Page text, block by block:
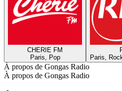
CHERIE FM
Paris, Pop
Paris,
À propos de Gongas Radio
À propos de Gongas Radio